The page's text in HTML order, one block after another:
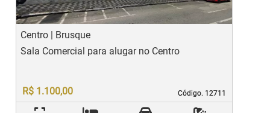
Centro | Brusque
Código. 12711
Código. 12711
Sala Comercial para alugar no Centro
R$ 1.100,00